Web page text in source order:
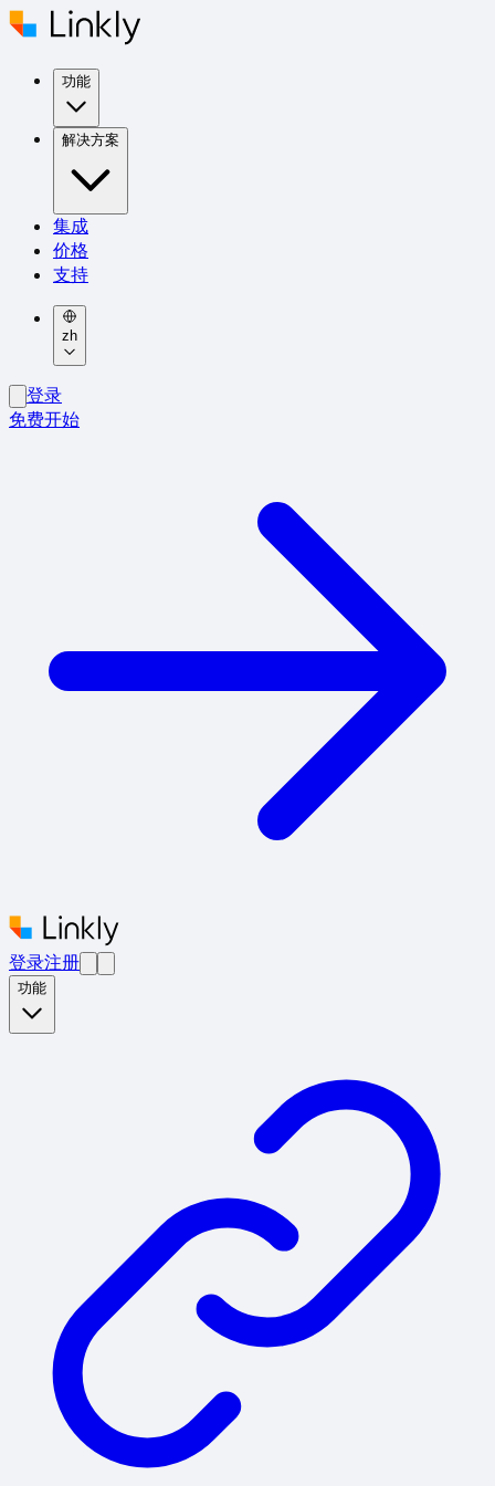
功能
解决方案
集成
价格
支持
zh
登录
免费开始
登录注册
功能